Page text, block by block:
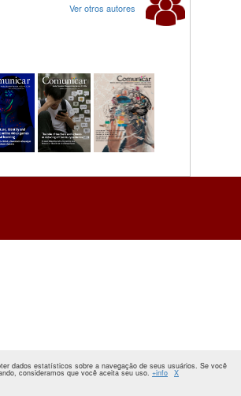
Ver otros autores
dados estatísticos sobre a navegação de seus usuários. Se você
consideramos que você aceita seu uso. +info X